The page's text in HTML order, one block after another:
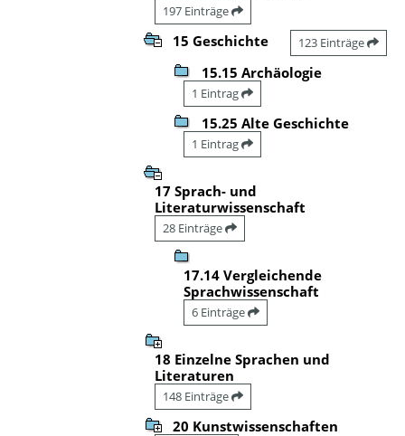
197 Einträge
15 Geschichte 123 Einträge
15.15 Archäologie
1 Eintrag
15.25 Alte Geschichte
1 Eintrag
17 Sprach- und
Literaturwissenschaft
28 Einträge
17.14 Vergleichende
Sprachwissenschaft
6 Einträge
18 Einzelne Sprachen und
Literaturen
148 Einträge
20 Kunstwissenschaften